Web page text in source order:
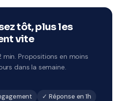
et environs.
tôt, plus les
vite
Propositions en moins
dans la semaine.
✓ Réponse en 1h